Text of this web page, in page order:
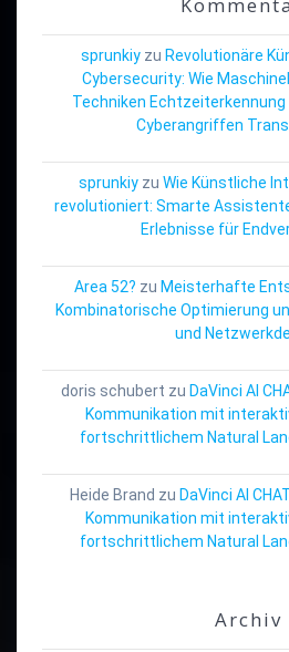
sprunkiyzu Revolutionäre
Cybersecurity: Wie
Techniken Echtzeiterkennung
Cyberangriffen
sprunkiy zu Wie Künstliche
revolutioniert: Smarte
Erlebnisse für
Area 52? zu Meisterhafte
Kombinatorische Optimierung
und
doris schubert zu DaVinci AI
Kommunikation mit
fortschrittlichem Natural
Heide Brand zu DaVinci AI
Kommunikation mit
fortschrittlichem Natural
Archiv